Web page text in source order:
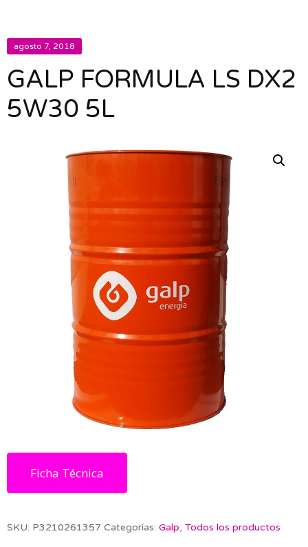
agosto 7, 2018
GALP FORMULA LS DX2
5W30 5L
Ficha Técnica
SKU: P3210261357 Categorías: Galp, Todos los productos